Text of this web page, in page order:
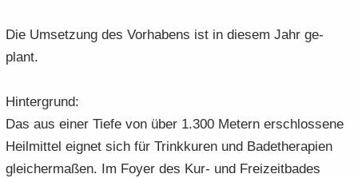
Die Um­set­zung des Vor­ha­bens ist in die­sem Jahr ge­
plant.
Hin­ter­grund:
Das aus einer Tiefe von über 1.300 Me­tern er­schlos­se­ne
Heil­mit­tel eig­net sich für Trink­ku­ren und Ba­de­the­ra­pien
glei­cher­ma­ßen. Im Foyer des Kur- und Frei­zeit­ba­des